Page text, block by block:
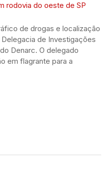
rodovia do oeste de SP
de drogas e localização
de Investigações
Denarc. O delegado
em flagrante para a